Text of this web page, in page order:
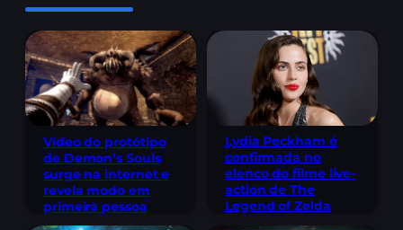
Vídeo do protótipo
de Demon’s Souls
surge na internet e
revela modo em
primeira pessoa
Lydia Peckham é
confirmada no
elenco do filme live-
action de The
Legend of Zelda